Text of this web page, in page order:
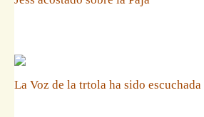
La Voz de la trtola ha sido